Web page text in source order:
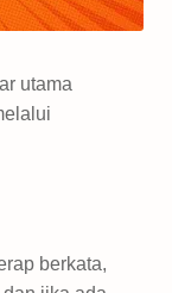
utama
berkata,